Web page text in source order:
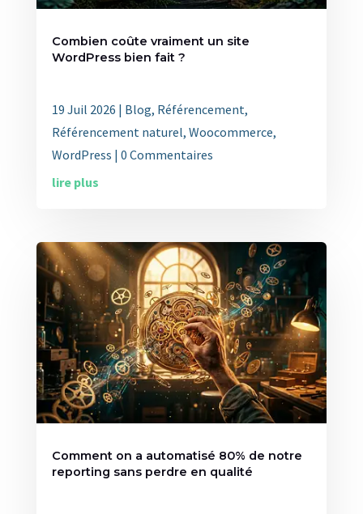
Combien coûte vraiment un site
WordPress bien fait ?
19 Juil 2026 | Blog, Référencement,
Référencement naturel, Woocommerce,
WordPress | 0 Commentaires
lire plus
Comment on a automatisé 80% de notre
reporting sans perdre en qualité